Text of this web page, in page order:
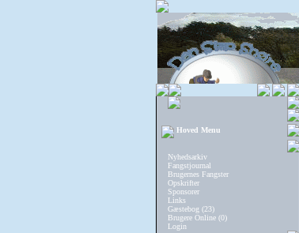
Hoved Menu
Nyhedsarkiv
Fangstjournal
Brugernes Fangster
Opskrifter
Sponsorer
Links
Gæstebog (23)
Brugere Online (0)
Login